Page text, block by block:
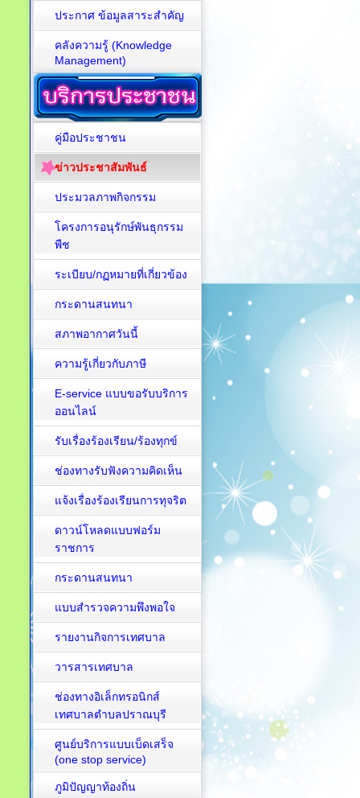
ประกาศ ข้อมูลสาระสำคัญ
คลังความรู้ (Knowledge
Management)
คู่มือประชาชน
ข่าวประชาสัมพันธ์
ประมวลภาพกิจกรรม
โครงการอนุรักษ์พันธุกรรม
พืช
ระเบียบ/กฏหมายที่เกี่ยวข้อง
กระดานสนทนา
สภาพอากาศวันนี้
ความรู้เกี่ยวกับภาษี
E-service แบบขอรับบริการ
ออนไลน์
รับเรื่องร้องเรียน/ร้องทุกข์
ช่องทางรับฟังความคิดเห็น
แจ้งเรื่องร้องเรียนการทุจริต
ดาวน์โหลดแบบฟอร์ม
ราชการ
กระดานสนทนา
แบบสำรวจความพึงพอใจ
รายงานกิจการเทศบาล
วารสารเทศบาล
ช่องทางอิเล็กทรอนิกส์
เทศบาลตำบลปราณบุรี
ศูนย์บริการแบบเบ็ดเสร็จ
(one stop service)
ภูมิปัญญาท้องถิ่น